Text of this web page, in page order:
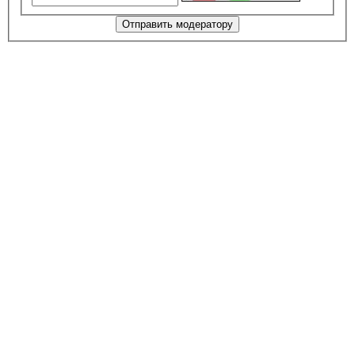
Отправить модератору